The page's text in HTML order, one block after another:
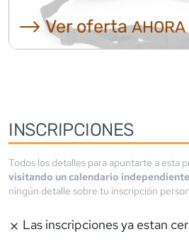
⟶ Ver ofertaAHORA
INSCRIPCIONES
Todos los detalles para apuntarte a esta
visitando un calendario independiente
ningún detalle sobre tu inscripción
Las inscripciones ya estan